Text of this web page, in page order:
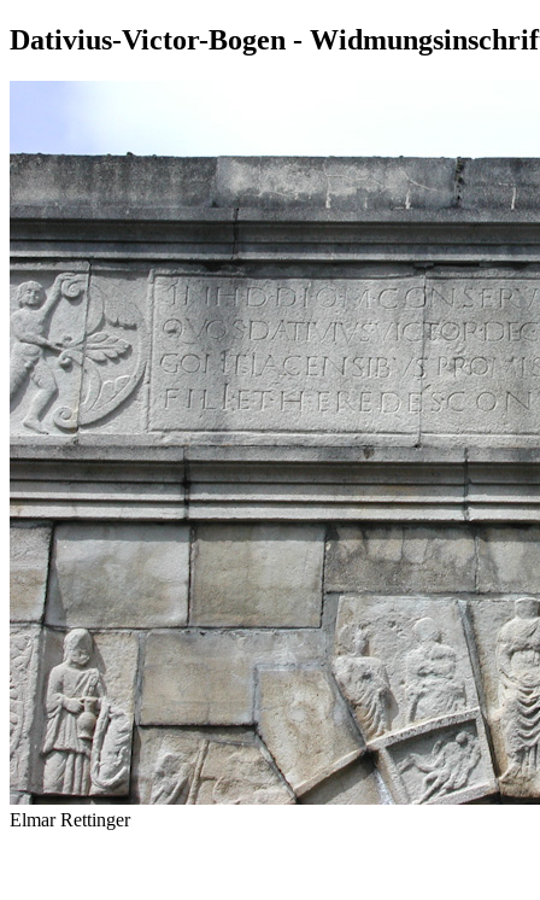
Dativius-Victor-Bogen -
Elmar Rettinger